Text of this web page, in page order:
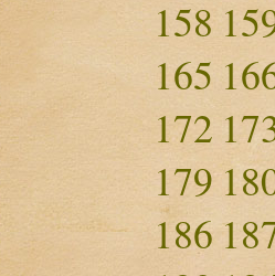
158
165
172
179
186